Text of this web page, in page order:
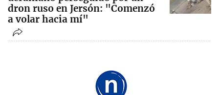
dron ruso en Jersón: "Comenzó
a volar hacia mí"